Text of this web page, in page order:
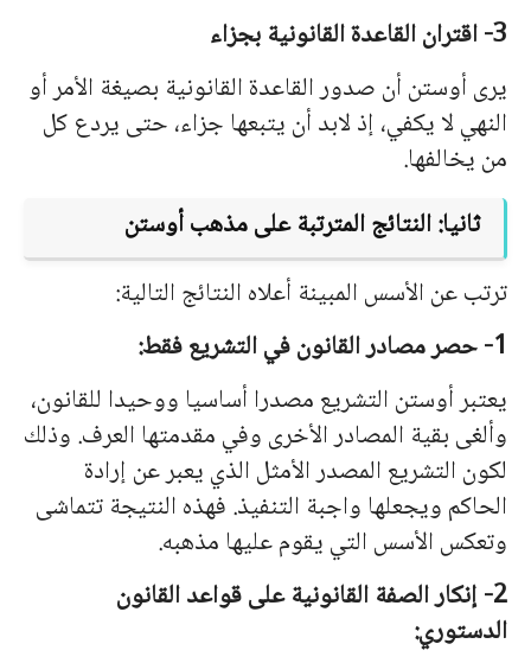
3- اقتران القاعدة القانونية بجزاء
يرى أوستن أن صدور القاعدة القانونية بصيغة الأمر أو
النهي لا يكفي، إذ لابد أن يتبعها جزاء، حتى يردع كل
من يخالفها.
ثانيا: النتائج المترتبة على مذهب أوستن
ترتب عن الأسس المبينة أعلاه النتائج التالية:
1- حصر مصادر القانون في التشريع فقط:
يعتبر أوستن التشريع مصدرا أساسيا ووحيدا للقانون،
وألغى بقية المصادر الأخرى وفي مقدمتها العرف. وذلك
لكون التشريع المصدر الأمثل الذي يعبر عن إرادة
الحاكم ويجعلها واجبة التنفيذ. فهذه النتيجة تتماشى
وتعكس الأسس التي يقوم عليها مذهبه.
2- إنكار الصفة القانونية على قواعد القانون
الدستوري: